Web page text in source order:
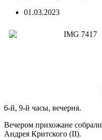
01.03.2023
6-й, 9-й часы, вечерня.
Вечером прихожане
Андрея Критского (II).